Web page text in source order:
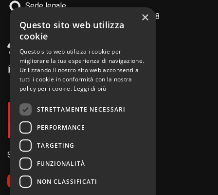
Sede legale
Quinto di Treviso TV - via XI Febbraio, 8
PI IT02436410266
tel. +39 0422 378 120
email.info@pizziolo.it
Seguici sui Social
×
Questo sito web utilizza
cookie
Questo sito web utilizza i cookie per
migliorare la tua esperienza di navigazione.
Utilizzando il nostro sito web acconsenti a
tutti i cookie in conformità con la nostra
policy per i cookie. Leggi di più
STRETTAMENTE NECESSARI
PERFORMANCE
TARGETING
FUNZIONALITÀ
NON CLASSIFICATI